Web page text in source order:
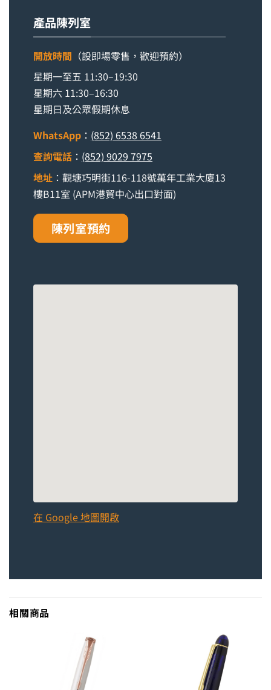
產品陳列室
開放時間 （設即場零售，歡迎預約）
星期一至五 11:30–19:30
星期六 11:30–16:30
星期日及公眾假期休息
WhatsApp ： (852) 6538 6541
查詢電話 ： (852) 9029 7975
地址 ：觀塘巧明街116-118號萬年工業大廈13
樓B11室 (APM港貿中心出口對面)
陳列室預約
在 Google 地圖開啟
相關商品